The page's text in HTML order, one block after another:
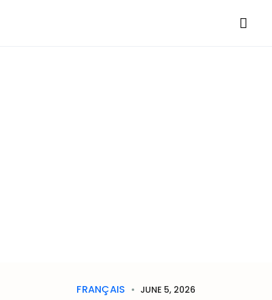
FRANÇAIS JUNE 5, 2026